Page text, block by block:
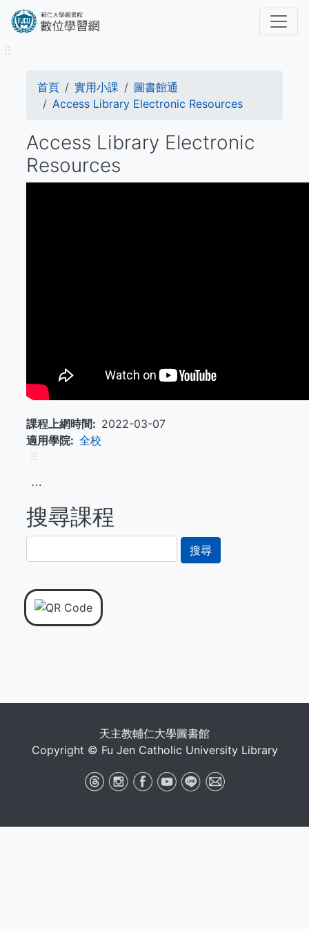
內
⠿
導
航
連
結
首頁 實用小課
圖書館通
Access Library Electronic Resources
Access Library Electronic
Resources
課程上網時間
2022-03-07
適用學院
全校
⠿
⋯
搜尋課程
尋
天主教輔仁大學圖書館
Copyright © Fu Jen Catholic University Library